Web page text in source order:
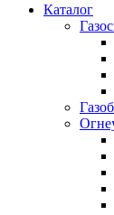
Каталог